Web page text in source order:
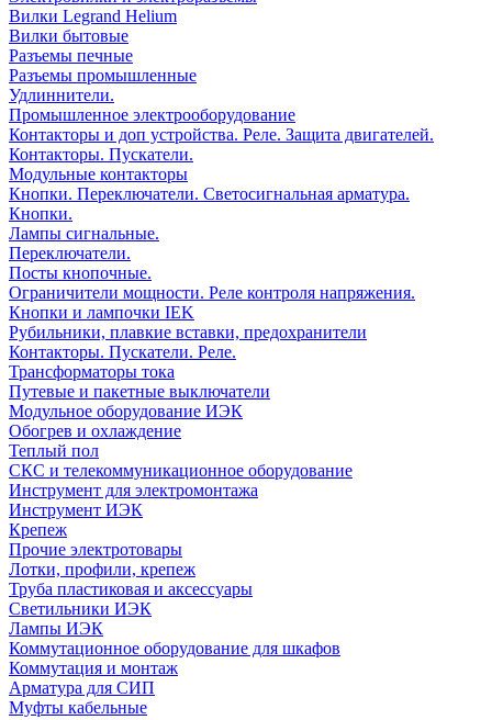
Вилки Legrand Helium
Вилки бытовые
Разъемы печные
Разъемы промышленные
Удлиннители.
Промышленное электрооборудование
Контакторы и доп устройства. Реле. Защита двигателей.
Контакторы. Пускатели.
Модульные контакторы
Кнопки. Переключатели. Светосигнальная арматура.
Кнопки.
Лампы сигнальные.
Переключатели.
Посты кнопочные.
Ограничители мощности. Реле контроля напряжения.
Кнопки и лампочки IEK
Рубильники, плавкие вставки, предохранители
Контакторы. Пускатели. Реле.
Трансформаторы тока
Путевые и пакетные выключатели
Модульное оборудование ИЭК
Обогрев и охлаждение
Теплый пол
СКС и телекоммуникационное оборудование
Инструмент для электромонтажа
Инструмент ИЭК
Крепеж
Прочие электротовары
Лотки, профили, крепеж
Труба пластиковая и аксессуары
Светильники ИЭК
Лампы ИЭК
Коммутационное оборудование для шкафов
Коммутация и монтаж
Арматура для СИП
Муфты кабельные